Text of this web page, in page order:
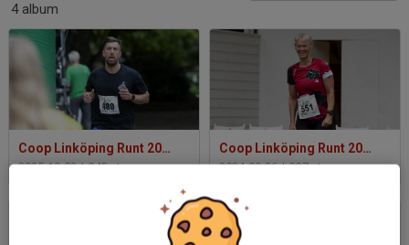
4 album
Coop Linköping Runt 2025 foto: Ted Malm
2025-10-02 | 343 st
Coop Linköping Runt 2024 - foto: Ted Malm
2024-09-26 | 237 st